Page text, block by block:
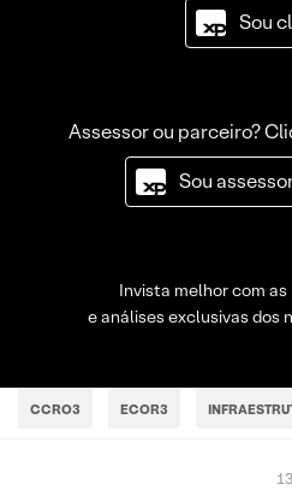
Sou
Assessor ou parceiro?
Sou
Invista melhor com
e análises exclusivas dos
CCRO3 ECOR3